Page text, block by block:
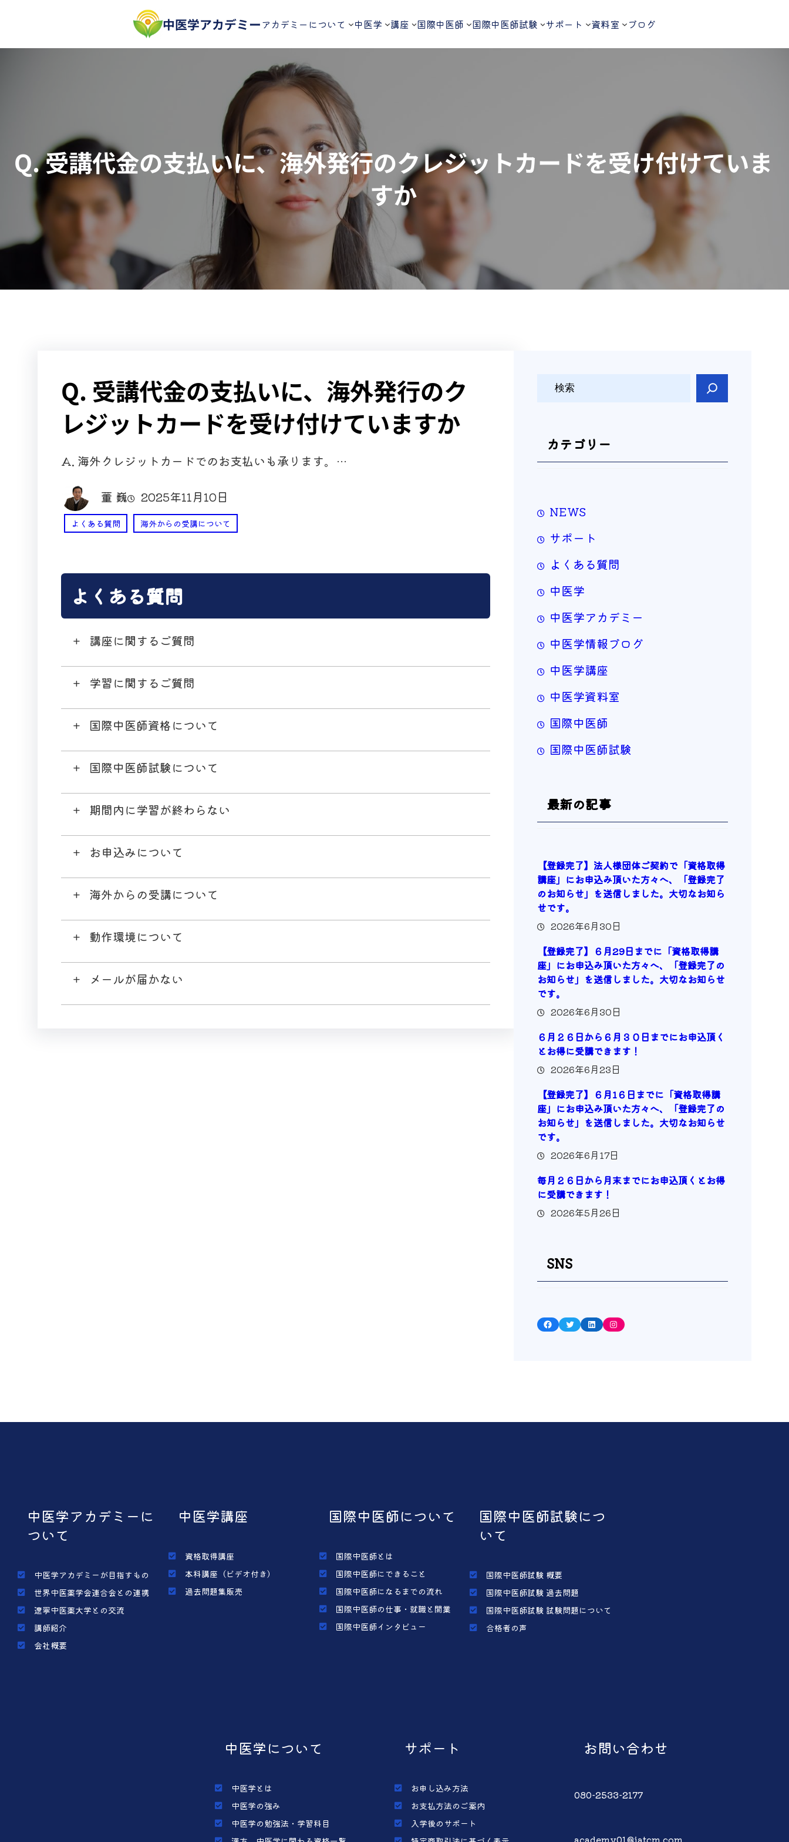
を
中医学アカデミーアカデミーについて 中医学 講座 国際中医師 国際中医師試験 サポート 資料室 ブログ
Q. 受講代金の支払いに、海外発行のクレジットカードを受け付けていま
すか
Q. 受講代金の支払いに、海外発行のク
レジットカードを受け付けていますか
A. 海外クレジットカードでのお支払いも承ります。…
董 巍 2025年11月10日
よくある質問 海外からの受講について
よくある質問
講座に関するご質問
学習に関するご質問
国際中医師資格について
国際中医師試験について
期間内に学習が終わらない
お申込みについて
海外からの受講について
動作環境について
メールが届かない
カテゴリー
NEWS
サポート
よくある質問
中医学
中医学アカデミー
中医学情報ブログ
中医学講座
中医学資料室
国際中医師
国際中医師試験
最新の記事
【登録完了】法人様団体ご契約で「資格取得
講座」にお申込み頂いた方々へ、「登録完了
のお知らせ」を送信しました。大切なお知ら
せです。
2026年6月30日
【登録完了】６月29日までに「資格取得講
座」にお申込み頂いた方々へ、「登録完了の
お知らせ」を送信しました。大切なお知らせ
です。
2026年6月30日
６月２６日から６月３０日までにお申込頂く
とお得に受講できます！
2026年6月23日
【登録完了】６月1６日までに「資格取得講
座」にお申込み頂いた方々へ、「登録完了の
お知らせ」を送信しました。大切なお知らせ
です。
2026年6月17日
毎月２６日から月末までにお申込頂くとお得
に受講できます！
2026年5月26日
SNS
Facebook Twitter LinkedIn Instagram
中医学アカデミーに
ついて
中医学アカデミーが目指すもの
世界中医薬学会連合会との連携
遼寧中医薬大学との交流
講師紹介
会社概要
中医学講座
資格取得講座
本科講座（ビデオ付き）
過去問題集販売
国際中医師について
国際中医師とは
国際中医師にできること
国際中医師になるまでの流れ
国際中医師の仕事・就職と開業
国際中医師インタビュー
国際中医師試験につ
いて
国際中医師試験 概要
国際中医師試験 過去問題
国際中医師試験 試験問題について
合格者の声
中医学について
中医学とは
中医学の強み
中医学の勉強法・学習科目
サポート
お申し込み方法
お支払方法のご案内
入学後のサポート
お問い合わせ
080-2533-2177
academy01@iatcm.com